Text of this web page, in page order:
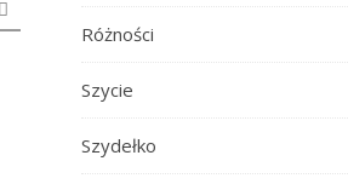
Różności
Szycie
Szydełko